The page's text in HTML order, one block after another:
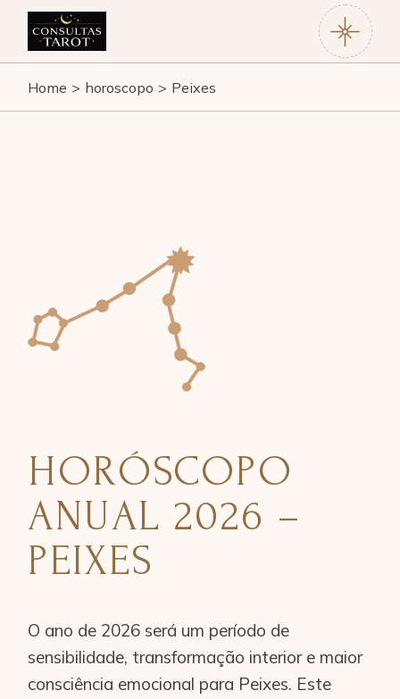
Home horoscopo Peixes
HORÓSCOPO
ANUAL 2026 –
PEIXES
O ano de 2026 será um período de
sensibilidade, transformação interior e maior
consciência emocional para Peixes. Este